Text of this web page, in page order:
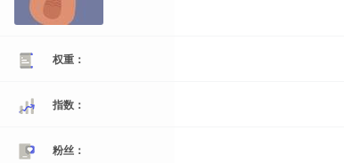
权重：
指数：
粉丝：